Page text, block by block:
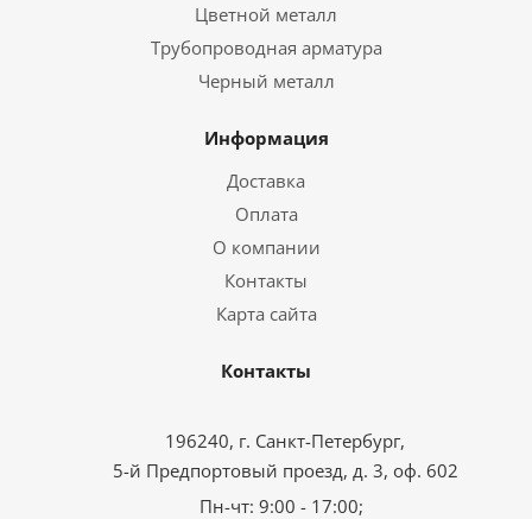
Цветной металл
Трубопроводная арматура
Черный металл
Информация
Доставка
Оплата
О компании
Контакты
Карта сайта
Контакты
196240, г. Санкт-Петербург,
5-й Предпортовый проезд, д. 3, оф. 602
Пн-чт: 9:00 - 17:00;